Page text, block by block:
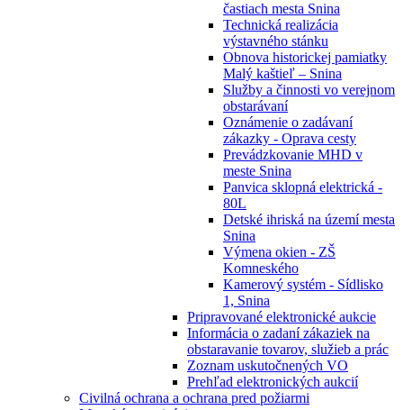
častiach mesta Snina
Technická realizácia
výstavného stánku
Obnova historickej pamiatky
Malý kaštieľ – Snina
Služby a činnosti vo verejnom
obstarávaní
Oznámenie o zadávaní
zákazky - Oprava cesty
Prevádzkovanie MHD v
meste Snina
Panvica sklopná elektrická -
80L
Detské ihriská na území mesta
Snina
Výmena okien - ZŠ
Komneského
Kamerový systém - Sídlisko
1, Snina
Pripravované elektronické aukcie
Informácia o zadaní zákaziek na
obstaravanie tovarov, služieb a prác
Zoznam uskutočnených VO
Prehľad elektronických aukcií
Civilná ochrana a ochrana pred požiarmi